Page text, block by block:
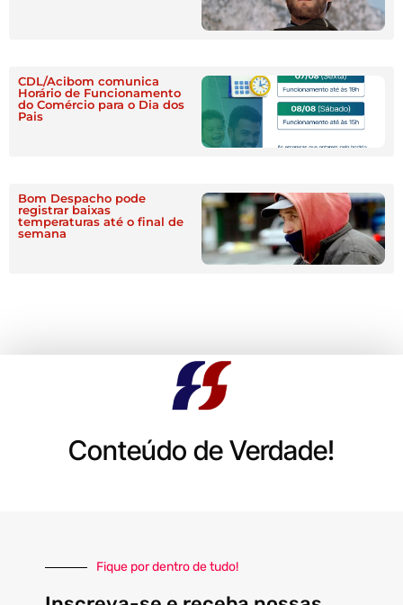
CDL/Acibom comunica
Horário de Funcionamento
do Comércio para o Dia dos
Pais
Bom Despacho pode
registrar baixas
temperaturas até o final de
semana
Conteúdo de Verdade!
Fique por dentro de tudo!